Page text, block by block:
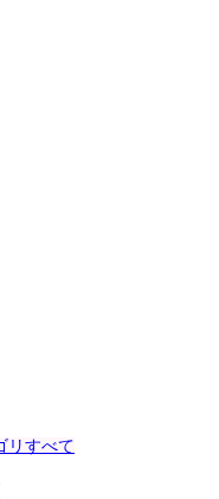
リすべて